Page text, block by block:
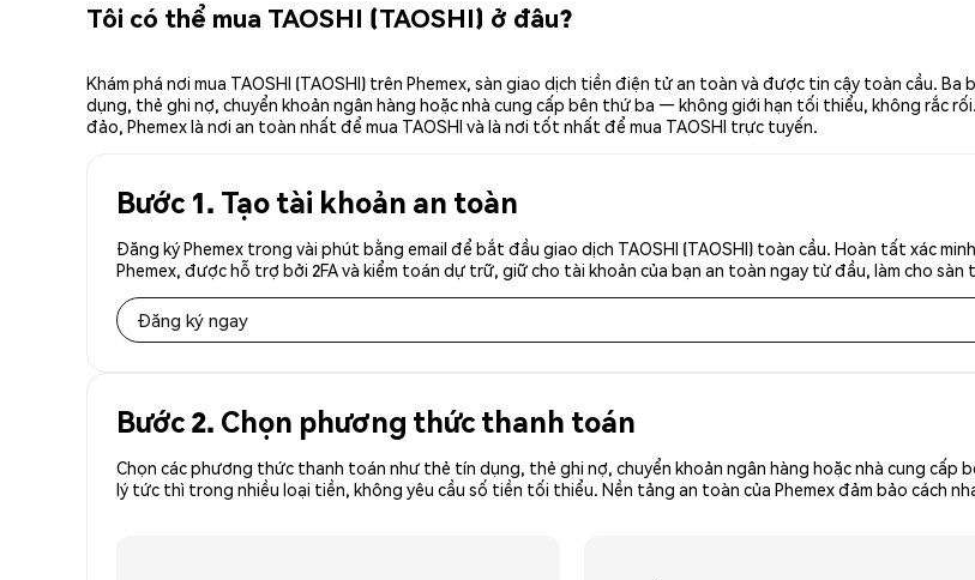
Tôi có thể mua TAOSHI (TAOSHI) ở đâu?
Khám phá nơi mua TAOSHI (TAOSHI) trên Phemex, sàn giao dịch tiền điện tử an toàn và được tin cậy toàn cầu.
dụng, thẻ ghi nợ, chuyển khoản ngân hàng hoặc nhà cung cấp bên thứ ba — không giới hạn tối thiểu, không rắc
đảo, Phemex là nơi an toàn nhất để mua TAOSHI và là nơi tốt nhất để mua TAOSHI trực tuyến.
Bước 1. Tạo tài khoản an toàn
Đăng ký Phemex trong vài phút bằng email để bắt đầu giao dịch TAOSHI (TAOSHI) toàn cầu. Hoàn tất xác
Phemex, được hỗ trợ bởi 2FA và kiểm toán dự trữ, giữ cho tài khoản của bạn an toàn ngay từ đầu, làm cho sàn
Đăng ký ngay
Bước 2. Chọn phương thức thanh toán
Chọn các phương thức thanh toán như thẻ tín dụng, thẻ ghi nợ, chuyển khoản ngân hàng hoặc nhà cung
lý tức thì trong nhiều loại tiền, không yêu cầu số tiền tối thiểu. Nền tảng an toàn của Phemex đảm bảo cách